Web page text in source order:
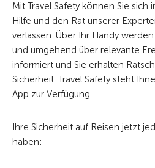
Mit Travel Safety können Sie sich
Hilfe und den Rat unserer
verlassen. Über Ihr Handy
und umgehend über relevante
informiert und Sie erhalten
Sicherheit. Travel Safety steht
App zur Verfügung.
Ihre Sicherheit auf Reisen jetzt
haben: